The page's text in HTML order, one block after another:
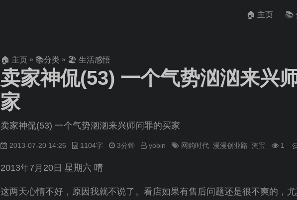
🏠 主页 📚
🏠 主页 » 📚分类 » 🏖 生活感悟
卖家神侃(53) 一个气势汹汹来兴
家
卖家神侃(53) 一个气势汹汹来兴师问罪的买家
2013-07-20 14:26 1104字 3分钟 yobin 网购时代 漫漫创业路 淘宝 1
2013年7月20日 星期六 晴
这两天心情不好，原因我就不说了。看店如果有售后问题还是很不爽的，